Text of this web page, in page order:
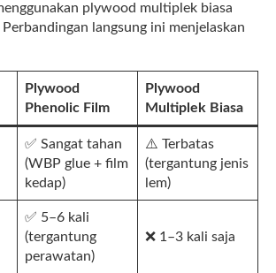
plywood multiplek biasa
langsung ini menjelaskan
Plywood
Phenolic Film
Plywood
Multiplek Biasa
✅ Sangat tahan
(WBP glue + film
kedap)
⚠️ Terbatas
(tergantung jenis
lem)
✅ 5–6 kali
(tergantung
perawatan)
❌ 1–3 kali saja